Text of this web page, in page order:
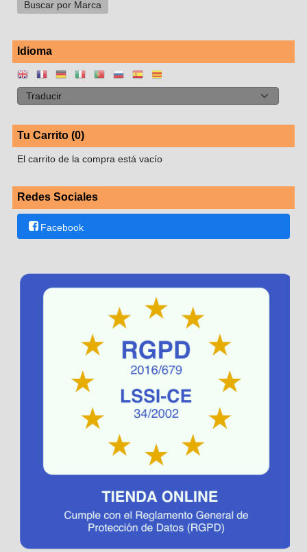
Idioma
Tu Carrito (0)
El carrito de la compra está vacío
Redes Sociales
Facebook